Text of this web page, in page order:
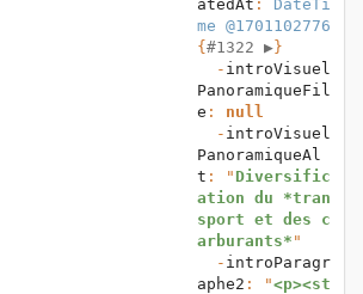
atedAt : DateTi
me @1701102776
{ #1322 ▶ }
  -
introVisuel
PanoramiqueFil
e : null
  -
introVisuel
PanoramiqueAl
t : " Diversific
ation du *tran
sport et des c
arburants* "
  -
introParagr
aphe2 : "<p><st